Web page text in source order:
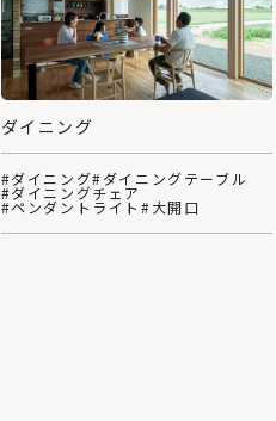
ダイニング
#ダイニング#ダイニングテーブル
#ダイニングチェア
#ペンダントライト #大開口